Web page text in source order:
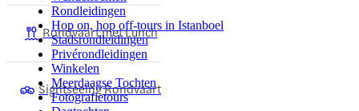
Rondleidingen
Hop on, hop off-tours in Istanboel
Stadsrondleidingen
Privérondleidingen
Winkelen
Meerdaagse Tochten
Fotografietours
Rondvaart met Lunch
Sightseeing Rondvaart